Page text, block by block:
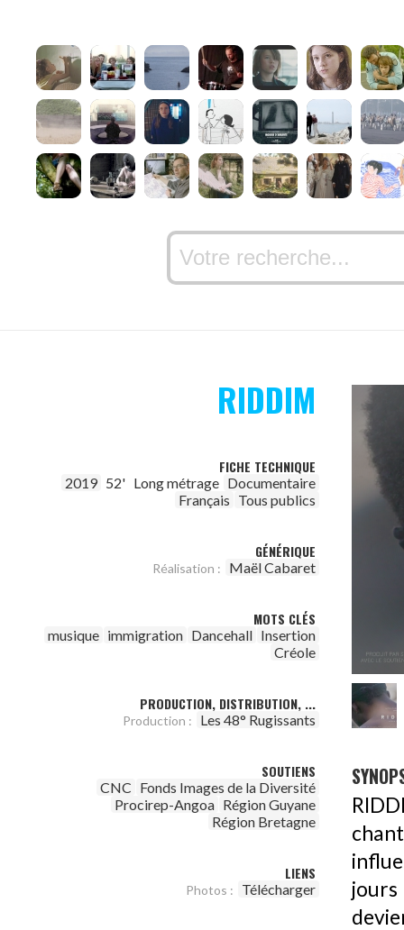
RIDDIM
FICHE TECHNIQUE
2019 52' Long métrage Documentaire
Français Tous publics
GÉNÉRIQUE
Réalisation : Maël Cabaret
MOTS CLÉS
musique immigration Dancehall Insertion
Créole
PRODUCTION, DISTRIBUTION, ...
Production : Les 48° Rugissants
SOUTIENS
CNC Fonds Images de la Diversité
Procirep-Angoa Région Guyane
Région Bretagne
LIENS
Photos : Télécharger